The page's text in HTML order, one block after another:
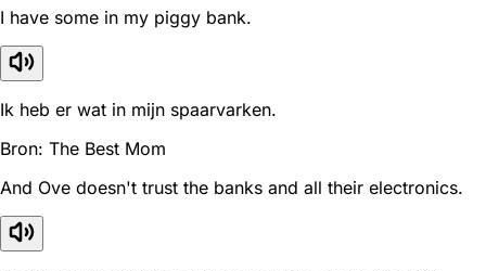
I have some in my piggy bank.
Ik heb er wat in mijn spaarvarken.
Bron: The Best Mom
And Ove doesn't trust the banks and all their electronics.